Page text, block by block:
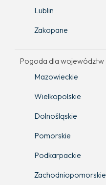
Lublin
Zakopane
Pogoda dla województw
Mazowieckie
Wielkopolskie
Dolnośląskie
Pomorskie
Podkarpackie
Zachodniopomorskie